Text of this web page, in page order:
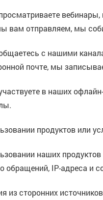
вам отправляем, мы
с нашими
почте, мы
в наших
продуктов или
наших
обращений, IP-адреса и
из сторонних источников